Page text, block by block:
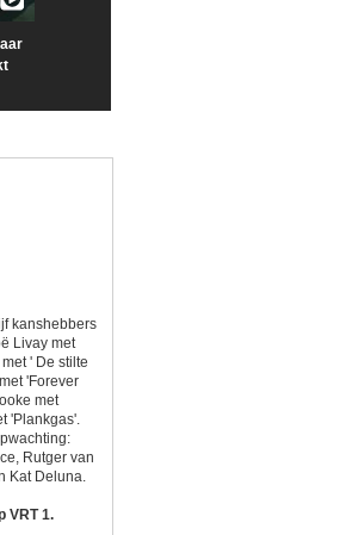
kanshebbers
Livay met
' De stilte
'Forever
met
'Plankgas'.
Rutger van
Kat Deluna.
VRT 1.